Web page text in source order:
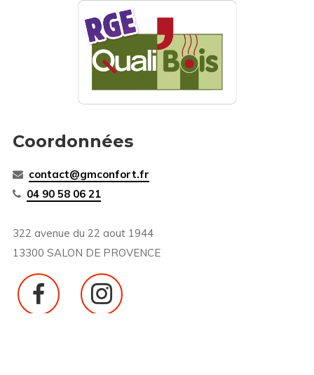
Coordonnées
contact@gmconfort.fr
04 90 58 06 21
322 avenue du 22 aout 1944
13300 SALON DE PROVENCE